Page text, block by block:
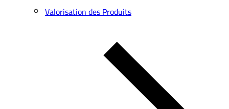
Valorisation des Produits